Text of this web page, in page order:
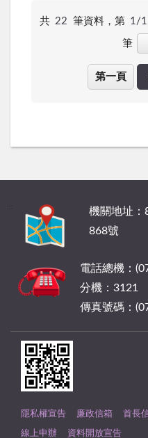
共 22 筆資料，第 1/1
筆
第一頁
機關地址：
868號
電話總機：
分機：3121
傳真號碼：
隱私權宣告 廉政信箱 首長
線上申辦 資料開放宣告